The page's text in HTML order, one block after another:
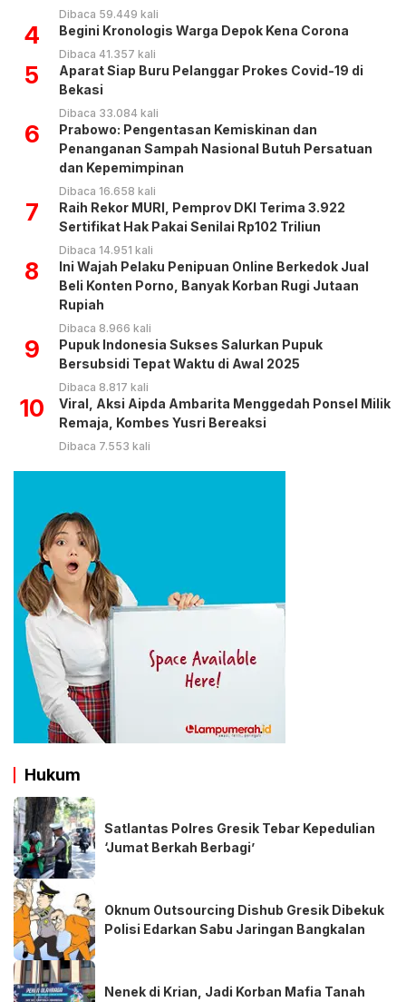
Dibaca 59.449 kali
4 Begini Kronologis Warga Depok Kena Corona
Dibaca 41.357 kali
5
Aparat Siap Buru Pelanggar Prokes Covid-19 di
Bekasi
Dibaca 33.084 kali
6
Prabowo: Pengentasan Kemiskinan dan
Penanganan Sampah Nasional Butuh Persatuan
dan Kepemimpinan
Dibaca 16.658 kali
7
Raih Rekor MURI, Pemprov DKI Terima 3.922
Sertifikat Hak Pakai Senilai Rp102 Triliun
Dibaca 14.951 kali
8
Ini Wajah Pelaku Penipuan Online Berkedok Jual
Beli Konten Porno, Banyak Korban Rugi Jutaan
Rupiah
Dibaca 8.966 kali
9
Pupuk Indonesia Sukses Salurkan Pupuk
Bersubsidi Tepat Waktu di Awal 2025
Dibaca 8.817 kali
10
Viral, Aksi Aipda Ambarita Menggedah Ponsel Milik
Remaja, Kombes Yusri Bereaksi
Dibaca 7.553 kali
Hukum
Satlantas Polres Gresik Tebar Kepedulian
‘Jumat Berkah Berbagi’
Oknum Outsourcing Dishub Gresik Dibekuk
Polisi Edarkan Sabu Jaringan Bangkalan
Nenek di Krian, Jadi Korban Mafia Tanah